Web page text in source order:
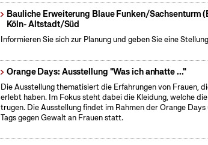
Bauliche Erweiterung Blaue Funken/Sachsenturm
Köln- Altstadt/Süd
Informieren Sie sich zur Planung und geben Sie eine
Orange Days: Ausstellung "Was ich anhatte ..."
Die Ausstellung thematisiert die Erfahrungen von Frauen,
erlebt haben. Im Fokus steht dabei die Kleidung, welche
trugen. Die Ausstellung findet im Rahmen der Orange
Tags gegen Gewalt an Frauen statt.